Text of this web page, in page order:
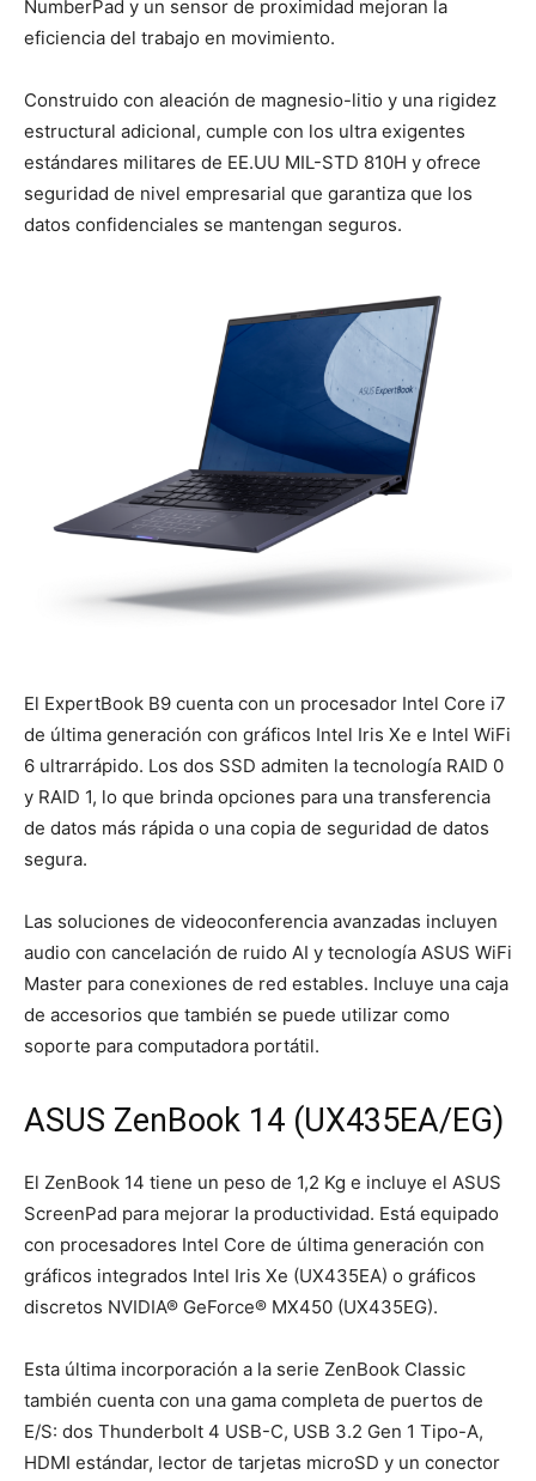
NumberPad y un sensor de proximidad mejoran la
eficiencia del trabajo en movimiento.
Construido con aleación de magnesio-litio y una rigidez
estructural adicional, cumple con los ultra exigentes
estándares militares de EE.UU MIL-STD 810H y ofrece
seguridad de nivel empresarial que garantiza que los
datos confidenciales se mantengan seguros.
El ExpertBook B9 cuenta con un procesador Intel Core i7
de última generación con gráficos Intel Iris Xe e Intel WiFi
6 ultrarrápido. Los dos SSD admiten la tecnología RAID 0
y RAID 1, lo que brinda opciones para una transferencia
de datos más rápida o una copia de seguridad de datos
segura.
Las soluciones de videoconferencia avanzadas incluyen
audio con cancelación de ruido AI y tecnología ASUS WiFi
Master para conexiones de red estables. Incluye una caja
de accesorios que también se puede utilizar como
soporte para computadora portátil.
ASUS ZenBook 14 (UX435EA/EG)
El ZenBook 14 tiene un peso de 1,2 Kg e incluye el ASUS
ScreenPad para mejorar la productividad. Está equipado
con procesadores Intel Core de última generación con
gráficos integrados Intel Iris Xe (UX435EA) o gráficos
discretos NVIDIA® GeForce® MX450 (UX435EG).
Esta última incorporación a la serie ZenBook Classic
también cuenta con una gama completa de puertos de
E/S: dos Thunderbolt 4 USB-C, USB 3.2 Gen 1 Tipo-A,
HDMI estándar, lector de tarjetas microSD y un conector